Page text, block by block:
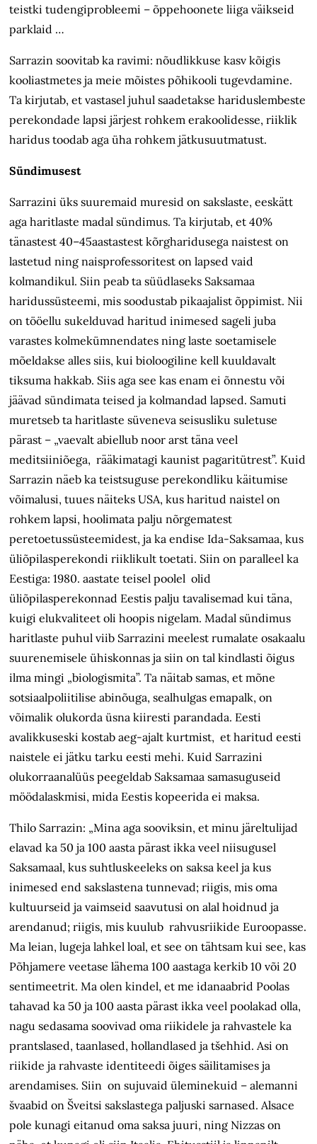
teistki tudengiprobleemi – õppehoonete liiga väikseid
parklaid …
Sarrazin soovitab ka ravimi: nõudlikkuse kasv kõigis
kooliastmetes ja meie mõistes põhikooli tugevdamine.
Ta kirjutab, et vastasel juhul saadetakse hariduslembeste
perekondade lapsi järjest rohkem erakoolidesse, riiklik
haridus toodab aga üha rohkem jätkusuutmatust.
Sündimusest
Sarrazini üks suuremaid muresid on sakslaste, eeskätt
aga haritlaste madal sündimus. Ta kirjutab, et 40%
tänastest 40–45aastastest kõrgharidusega naistest on
lastetud ning naisprofessoritest on lapsed vaid
kolmandikul. Siin peab ta süüdlaseks Saksamaa
haridussüsteemi, mis soodustab pikaajalist õppimist. Nii
on tööellu sukelduvad haritud inimesed sageli juba
varastes kolmekümnendates ning laste soetamisele
mõeldakse alles siis, kui bioloogiline kell kuuldavalt
tiksuma hakkab. Siis aga see kas enam ei õnnestu või
jäävad sündimata teised ja kolmandad lapsed. Samuti
muretseb ta haritlaste süveneva seisusliku suletuse
pärast – „vaevalt abiellub noor arst täna veel
meditsiiniõega, rääkimatagi kaunist pagaritütrest”. Kuid
Sarrazin näeb ka teistsuguse perekondliku käitumise
võimalusi, tuues näiteks USA, kus haritud naistel on
rohkem lapsi, hoolimata palju nõrgematest
peretoetussüsteemidest, ja ka endise Ida-Saksamaa, kus
üliõpilasperekondi riiklikult toetati. Siin on paralleel ka
Eestiga: 1980. aastate teisel poolel olid
üliõpilasperekonnad Eestis palju tavalisemad kui täna,
kuigi elukvaliteet oli hoopis nigelam. Madal sündimus
haritlaste puhul viib Sarrazini meelest rumalate osakaalu
suurenemisele ühiskonnas ja siin on tal kindlasti õigus
ilma mingi „biologismita”. Ta näitab samas, et mõne
sotsiaalpoliitilise abinõuga, sealhulgas emapalk, on
võimalik olukorda üsna kiiresti parandada. Eesti
avalikkuseski kostab aeg-ajalt kurtmist, et haritud eesti
naistele ei jätku tarku eesti mehi. Kuid Sarrazini
olukorraanalüüs peegeldab Saksamaa samasuguseid
möödalaskmisi, mida Eestis kopeerida ei maksa.
Thilo Sarrazin: „Mina aga sooviksin, et minu järeltulijad
elavad ka 50 ja 100 aasta pärast ikka veel niisugusel
Saksamaal, kus suhtluskeeleks on saksa keel ja kus
inimesed end sakslastena tunnevad; riigis, mis oma
kultuurseid ja vaimseid saavutusi on alal hoidnud ja
arendanud; riigis, mis kuulub rahvusriikide Euroopasse.
Ma leian, lugeja lahkel loal, et see on tähtsam kui see, kas
Põhjamere veetase lähema 100 aastaga kerkib 10 või 20
sentimeetrit. Ma olen kindel, et me idanaabrid Poolas
tahavad ka 50 ja 100 aasta pärast ikka veel poolakad olla,
nagu sedasama soovivad oma riikidele ja rahvastele ka
prantslased, taanlased, hollandlased ja tšehhid. Asi on
riikide ja rahvaste identiteedi õiges säilitamises ja
arendamises. Siin on sujuvaid üleminekuid – alemanni
švaabid on Šveitsi sakslastega paljuski sarnased. Alsace
pole kunagi eitanud oma saksa juuri, ning Nizzas on